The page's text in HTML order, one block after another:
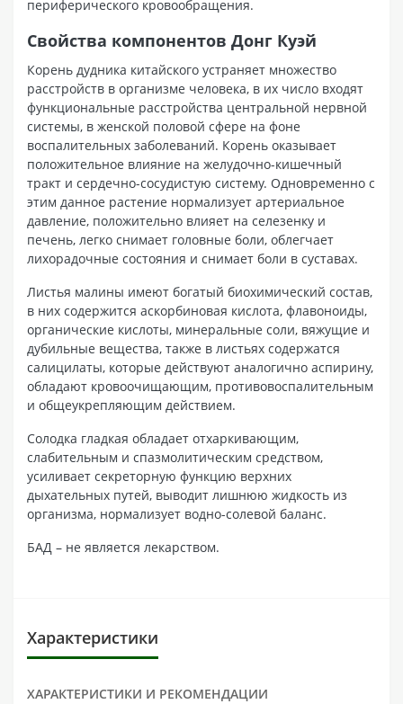
периферического кровообращения.
Свойства компонентов Донг Куэй
Корень дудника китайского устраняет множество
расстройств в организме человека, в их число входят
функциональные расстройства центральной нервной
системы, в женской половой сфере на фоне
воспалительных заболеваний. Корень оказывает
положительное влияние на желудочно-кишечный
тракт и сердечно-сосудистую систему. Одновременно с
этим данное растение нормализует артериальное
давление, положительно влияет на селезенку и
печень, легко снимает головные боли, облегчает
лихорадочные состояния и снимает боли в суставах.
Листья малины имеют богатый биохимический состав,
в них содержится аскорбиновая кислота, флавоноиды,
органические кислоты, минеральные соли, вяжущие и
дубильные вещества, также в листьях содержатся
салицилаты, которые действуют аналогично аспирину,
обладают кровоочищающим, противовоспалительным
и общеукрепляющим действием.
Солодка гладкая обладает отхаркивающим,
слабительным и спазмолитическим средством,
усиливает секреторную функцию верхних
дыхательных путей, выводит лишнюю жидкость из
организма, нормализует водно-солевой баланс.
БАД – не является лекарством.
Характеристики
ХАРАКТЕРИСТИКИ И РЕКОМЕНДАЦИИ